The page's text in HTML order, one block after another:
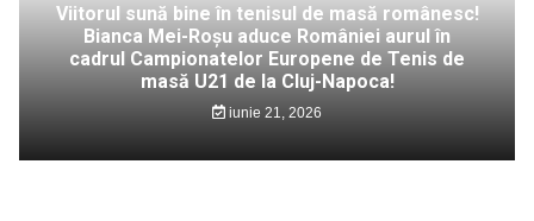
Viitorul sună bine în tenisul de masă românesc!
Bianca Mei-Roșu aduce României aurul în
cadrul Campionatelor Europene de Tenis de
masă U21 de la Cluj-Napoca!
iunie 21, 2026